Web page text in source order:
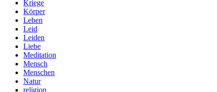
Kriege
Körper
Leben
Leid
Leiden
Liebe
Meditation
Mensch
Menschen
Natur
religion